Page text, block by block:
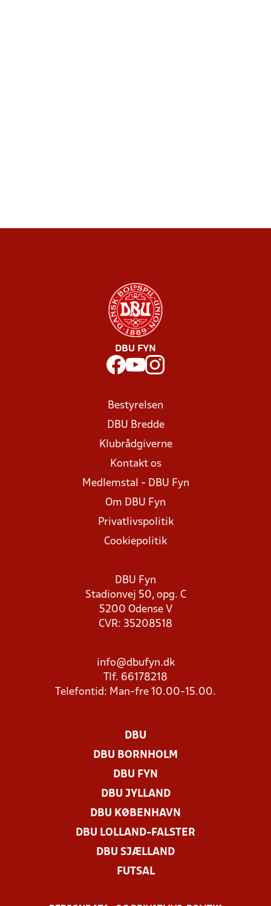
DBU FYN
Bestyrelsen
DBU Bredde
Klubrådgiverne
Kontakt os
Medlemstal - DBU Fyn
Om DBU Fyn
Privatlivspolitik
Cookiepolitik
DBU Fyn
Stadionvej 50, opg. C
5200 Odense V
CVR: 35208518
info@dbufyn.dk
Tlf. 66178218
Telefontid: Man-fre 10.00-15.00.
DBU
DBU BORNHOLM
DBU FYN
DBU JYLLAND
DBU KØBENHAVN
DBU LOLLAND-FALSTER
DBU SJÆLLAND
FUTSAL